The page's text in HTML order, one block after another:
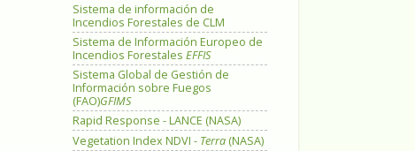
Sistema de información de
Incendios Forestales de CLM
Sistema de Información Europeo de
Incendios Forestales EFFIS
Sistema Global de Gestión de
Información sobre Fuegos
(FAO)GFIMS
Rapid Response - LANCE (NASA)
Vegetation Index NDVI - Terra (NASA)